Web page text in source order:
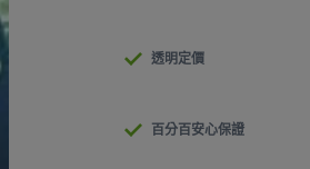
透明定價
百分百安心保證